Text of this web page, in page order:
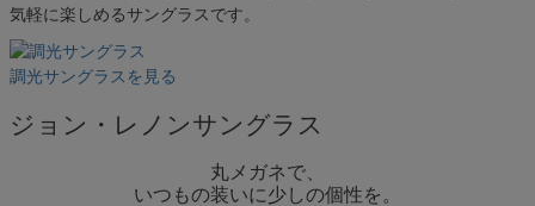
気軽に楽しめるサングラスです。
調光サングラスを見る
ジョン・レノンサングラス
丸メガネで、
いつもの装いに少しの個性を。